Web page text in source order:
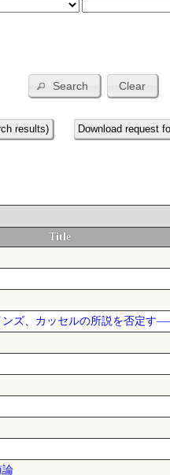
Search Clear
results) Download request
Title
ズ、カッセルの所説を否定す
論